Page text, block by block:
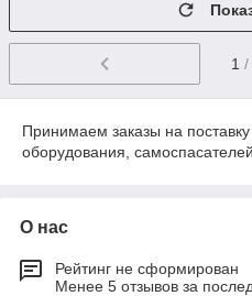
1 /
Принимаем заказы на поставку
оборудования,
О нас
Рейтинг не сформирован
Менее 5 отзывов за